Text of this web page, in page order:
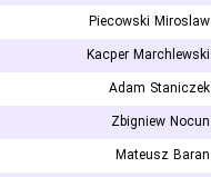
Piecowski Miroslaw
Kacper Marchlewski
Adam Staniczek
Zbigniew Nocun
Mateusz Baran